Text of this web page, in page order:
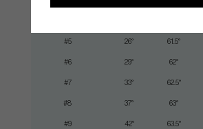
#5 26° 61.5°
#6 29° 62°
#7 33° 62.5°
#8 37° 63°
#9 42° 63.5°